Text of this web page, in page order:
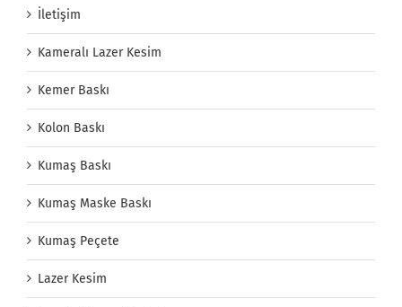
İletişim
Kameralı Lazer Kesim
Kemer Baskı
Kolon Baskı
Kumaş Baskı
Kumaş Maske Baskı
Kumaş Peçete
Lazer Kesim